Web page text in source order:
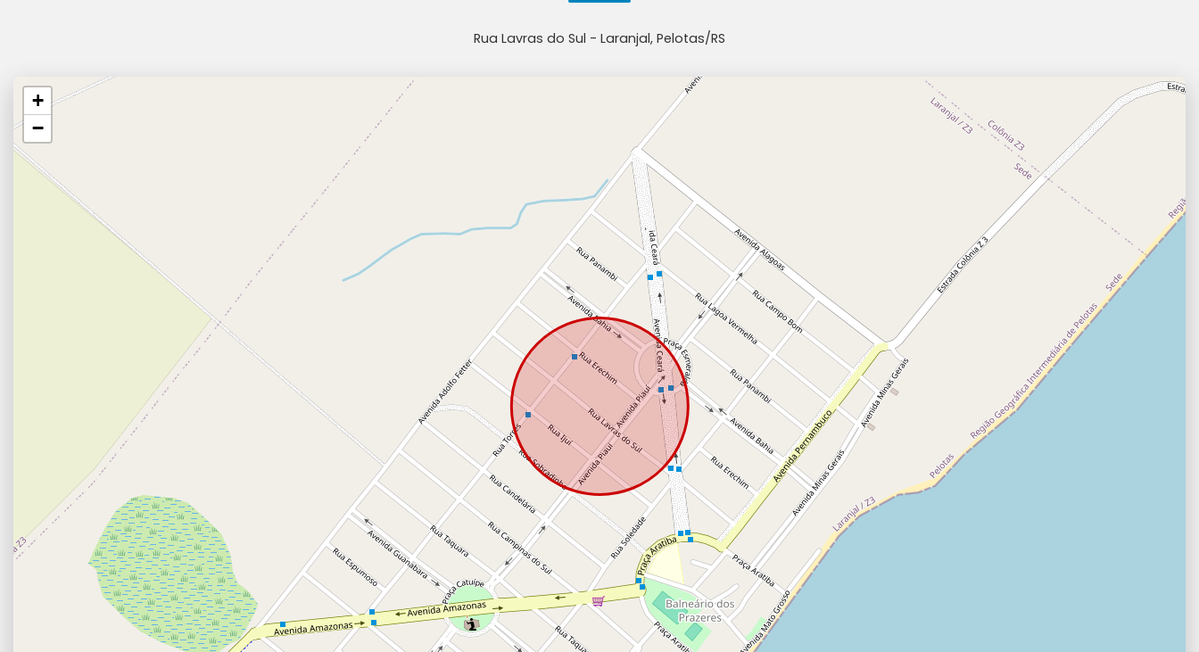
Rua Lavras do Sul - Laranjal, Pelotas/RS